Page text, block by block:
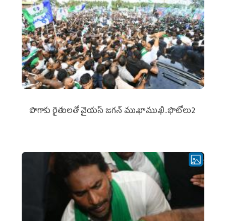
పొగాకు రైతుల‌తో వైయ‌స్ జ‌గ‌న్ ముఖాముఖి..ఫొటోలు2